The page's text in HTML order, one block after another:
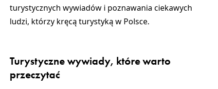
turystycznych wywiadów i poznawania ciekawych
ludzi, którzy kręcą turystyką w Polsce.
Turystyczne wywiady, które warto
przeczytać